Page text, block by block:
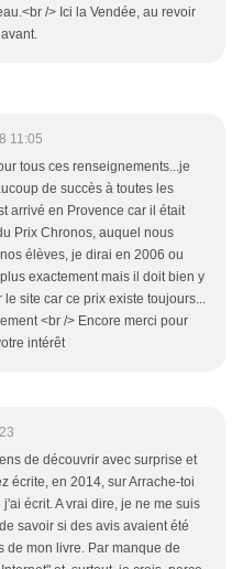
/> Ici la Vendée, au revoir
11:05
tous ces renseignements...je
de succès à toutes les
arrivé en Provence car il était
Prix Chronos, auquel nous
élèves, je dirai en 2006 ou
exactement mais il doit bien y
le site car ce prix existe toujours...
<br /> Encore merci pour
intérêt
de découvrir avec surprise et
écrite, en 2014, sur Arrache-toi
écrit. A vrai dire, je ne me suis
savoir si des avis avaient été
de mon livre. Par manque de